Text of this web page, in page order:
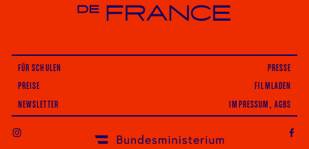
FÜR SCHULEN
PRESSE
PREISE
FILMLADEN
NEWSLETTER IMPRESSUM, AGBS